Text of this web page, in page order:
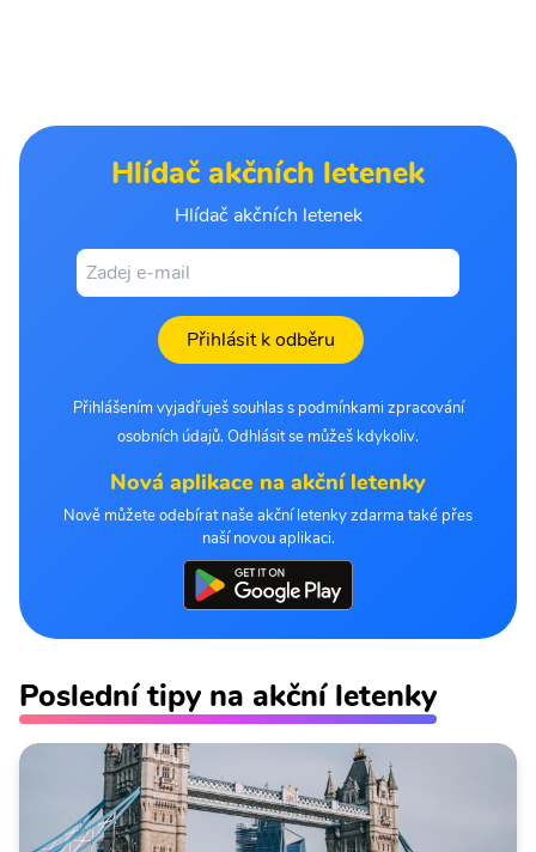
Hlídač akčních letenek
Hlídač akčních letenek
Přihlásit k odběru
Přihlášením vyjadřuješ souhlas s podmínkami zpracování
osobních údajů. Odhlásit se můžeš kdykoliv.
Nová aplikace na akční letenky
Nově můžete odebírat naše akční letenky zdarma také přes
naší novou aplikaci.
Poslední tipy na akční letenky